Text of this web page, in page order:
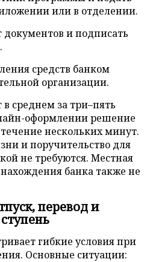
или в отделении.
документов и подписать
средств банком
организации.
среднем за три–пять
оформлении решение
нескольких минут.
и поручительство для
не требуются. Местная
банка также не
перевод и
гибкие условия при
Основные ситуации: